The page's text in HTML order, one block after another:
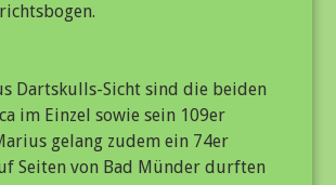
Dartskulls-Sicht sind die beiden
im Einzel sowie sein 109er
gelang zudem ein 74er
Seiten von Bad Münder durften